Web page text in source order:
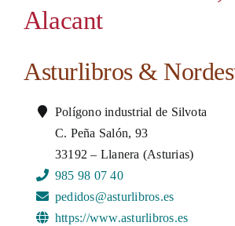
Apunts
Alacant
Asturlibros &
Polígono industrial de Silvota
C. Peña Salón, 93
33192 – Llanera (Asturias)
985 98 07 40
pedidos@asturlibros.es
https://www.asturlibros.es